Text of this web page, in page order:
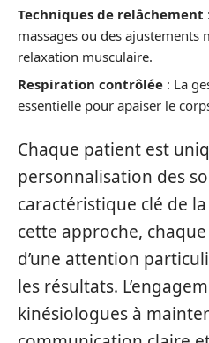
Techniques de relâchement
massages ou des ajustements
relaxation musculaire.
Respiration contrôlée : La
essentielle pour apaiser le
Chaque patient est
personnalisation des
caractéristique clé de
cette approche,
d’une attention
les résultats.
kinésiologues à